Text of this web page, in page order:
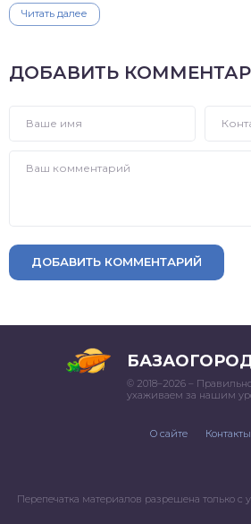
Читать далее
ДОБАВИТЬ
ДОБАВИТЬ КОММЕНТАРИЙ
© 2018–2026 –
ухаживаем за нашим
О сайте Контакты
Перепечатка материалов разрешена только с